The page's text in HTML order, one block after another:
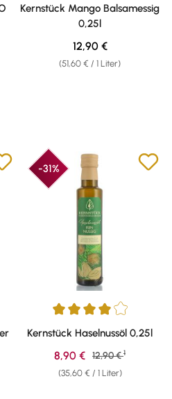
Kernstück Mango Balsamessig
0,25l
(51,60 € / 1 Liter)
Regulärer Preis:
12,90 €
von 4.83 von 5 Sternen
-31%
Durchschnittliche Bewertung
Kernstück Haselnussöl 0,25l
(35,60 € / 1 Liter)
Verkaufspreis:
8,90 € Regulärer Preis:
12,90 € 1